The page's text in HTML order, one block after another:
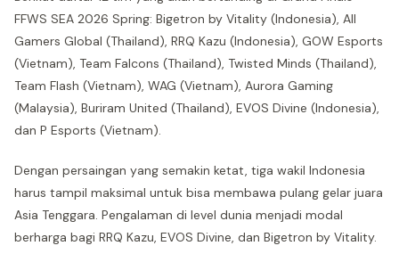
FFWS SEA 2026 Spring: Bigetron by Vitality (Indonesia), All
Gamers Global (Thailand), RRQ Kazu (Indonesia), GOW Esports
(Vietnam), Team Falcons (Thailand), Twisted Minds (Thailand),
Team Flash (Vietnam), WAG (Vietnam), Aurora Gaming
(Malaysia), Buriram United (Thailand), EVOS Divine (Indonesia),
dan P Esports (Vietnam).
Dengan persaingan yang semakin ketat, tiga wakil Indonesia
harus tampil maksimal untuk bisa membawa pulang gelar juara
Asia Tenggara. Pengalaman di level dunia menjadi modal
berharga bagi RRQ Kazu, EVOS Divine, dan Bigetron by Vitality.